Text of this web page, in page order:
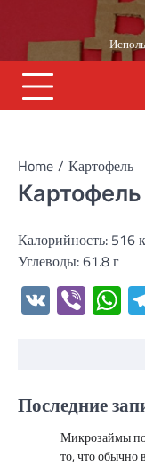
content
Home Картофель
Картофель
Калорийность: 516
Углеводы: 61.8 г
VK
Последние
Микрозаймы
то, что обычно